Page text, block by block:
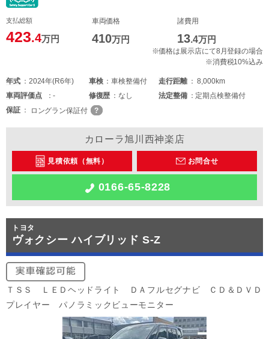
支払総額
423.4万円
車両価格
410万円
諸費用
13.4万円
※価格は展示店にて8月登録の場合
※消費税10%込み
年式 2024年(R6年) 車検 車検整備付 走行距離
8,000km
車両評価点 - 修復歴 なし 法定整備
定期点検整備付
保証
ロングラン保証付
カローラ旭川西神楽店
見積依頼（無料） お問合せ
0166-65-8228
トヨタ
ヴォクシー ハイブリッド S-Z
ＴＳＳ ＬＥＤヘッドライト ＤＡフルセグナビ ＣＤ＆ＤＶＤ
プレイヤー パノラミックビューモニター